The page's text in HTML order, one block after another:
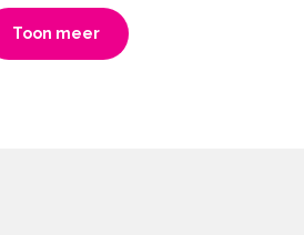
Toon meer